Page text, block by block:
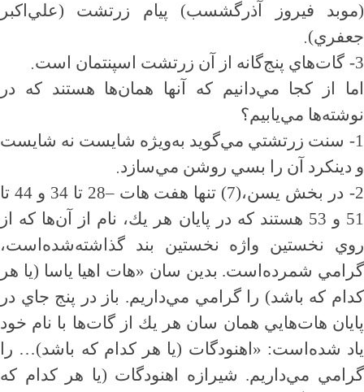
(موبد فيروز آذرگشسب) پيام زرتشت (علي‌اكبر
جعفري).
3- گات‌هاي پنج‌گانه از آن زرتشت اسپنتمان است.
اما از كجا مي‌دانيم كه آنها همان‌ها هستند كه در
نوشته‌ها مي‌يابيم؟
1-
سنت زرتشتي مي‌گويد به‌ويژه شايست نه شايست
و دينكرد آن را بسي روشن مي‌سازد.
2- در بخش يسن،(7) تنها هفت هات –
28 تا 34 و 44 تا
51 و 53 هستند كه در پايان هر يك، نام از آن‌ها كه از
روي نخستين واژه نخستين بند گذاشته‌شده‌است،
گرامي شمرده‌است. بدين سان «هات اهيا ياسا (يا هر
كدام كه باشد) را گرامي مي‌داريم. باز در پنج جاي در
پايان هات‌هايي همان سان هر يك از گات‌ها با نام خود
ياد شده‌است: «اهنودگات (يا هر كدام كه باشد)… را
گرامي مي‌داريم. شيرازه اهنودگات (يا هر كدام كه